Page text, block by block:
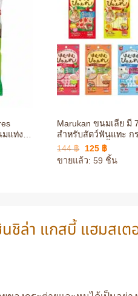
มแท่ง
ชิล่า
+
Marukan ขนมเลีย มี
สำหรับสัตว์ฟันแทะ ก
ชินชิล่า แกสบี้ แฮมสเ
144฿
Original
price
was:
125 ฿Current
price
is:
ขายแล้ว: 59 ชิ้น
ชิล่า แกสบี้ แฮมสเต